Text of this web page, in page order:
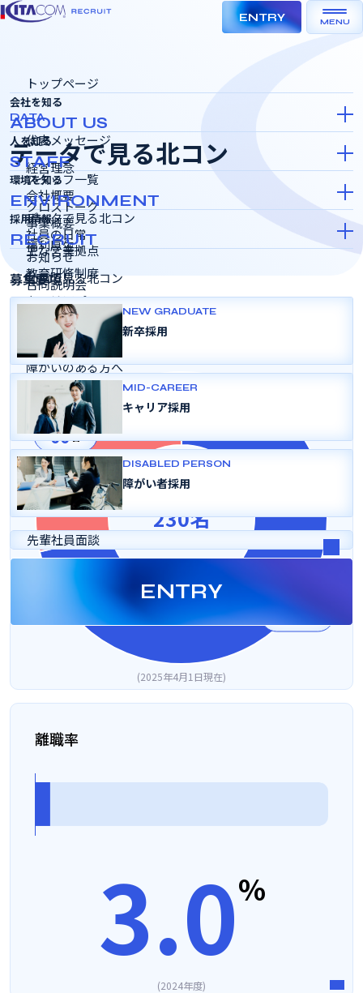
ENTRY MENU
トップページ
会社を知る
ABOUT US
代表メッセージ
経営理念
会社概要
事業概要
主な営業拠点
動画で見る北コン
人を知る
STAFF
スタッフ一覧
クロストーク
社員の日常
環境を知る
ENVIRONMENT
データで見る北コン
福利厚生
教育研修制度
キャリアパス
SDGSの取り組み
女性活躍推進
変革のあゆみ
採用情報
RECRUIT
お知らせ
合同説明会
インターンシップ＆キャリア
採用選考会
障がいのある方へ
よくある質問
採用パンフレット
募集要項
NEW GRADUATE
新卒採用
MID-CAREER
キャリア採用
DISABLED PERSON
障がい者採用
先輩社員面談
ENTRY
DATA
データで見る北コン
社員人数
164
女性
66名
230名
2025年4月1日現在
離職率
3.0%
2024年度